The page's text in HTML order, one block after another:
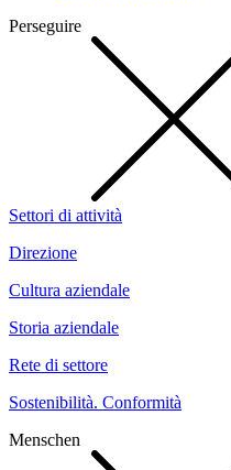
Perseguire
Settori di attività
Direzione
Cultura aziendale
Storia aziendale
Rete di settore
Sostenibilità. Conformità
Menschen